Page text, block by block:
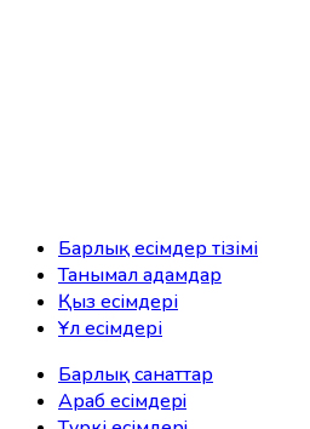
Барлық есімдер тізімі
Танымал адамдар
Қыз есімдері
Ұл есімдері
Барлық санаттар
Араб есімдерi